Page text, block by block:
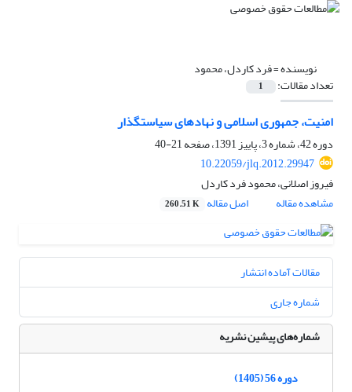
نویسنده =فرد کاردل، محمود
تعداد مقالات: 1
امنیت، جمهوری اسلامی و نهادهای سیاستگذار
دوره 42، شماره 3، پاییز 1391، صفحه
21-40
10.22059/jlq.2012.29947
فیروز اصلانی، محمود فرد کاردل
مشاهده مقاله
اصل مقاله 260.51 K
مقالات آماده انتشار
شماره جاری
شماره‌های پیشین نشریه
دوره 56 (1405)